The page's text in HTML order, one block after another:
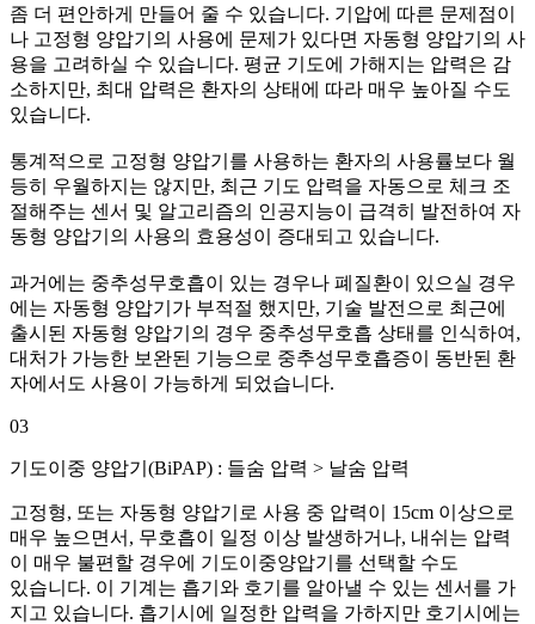
좀 더 편안하게 만들어 줄 수 있습니다. 기압에 따른 문제점이
나 고정형 양압기의 사용에 문제가 있다면 자동형 양압기의 사
용을 고려하실 수 있습니다. 평균 기도에 가해지는 압력은 감
소하지만, 최대 압력은 환자의 상태에 따라 매우 높아질 수도
있습니다.
통계적으로 고정형 양압기를 사용하는 환자의 사용률보다 월
등히 우월하지는 않지만, 최근 기도 압력을 자동으로 체크 조
절해주는 센서 및 알고리즘의 인공지능이 급격히 발전하여 자
동형 양압기의 사용의 효용성이 증대되고 있습니다.
과거에는 중추성무호흡이 있는 경우나 폐질환이 있으실 경우
에는 자동형 양압기가 부적절 했지만, 기술 발전으로 최근에
출시된 자동형 양압기의 경우 중추성무호흡 상태를 인식하여,
대처가 가능한 보완된 기능으로 중추성무호흡증이 동반된 환
자에서도 사용이 가능하게 되었습니다.
03
기도이중 양압기(BiPAP) : 들숨 압력 > 날숨 압력
고정형, 또는 자동형 양압기로 사용 중 압력이 15cm 이상으로
매우 높으면서, 무호흡이 일정 이상 발생하거나, 내쉬는 압력
이 매우 불편할 경우에 기도이중양압기를 선택할 수도
있습니다. 이 기계는 흡기와 호기를 알아낼 수 있는 센서를 가
지고 있습니다. 흡기시에 일정한 압력을 가하지만 호기시에는